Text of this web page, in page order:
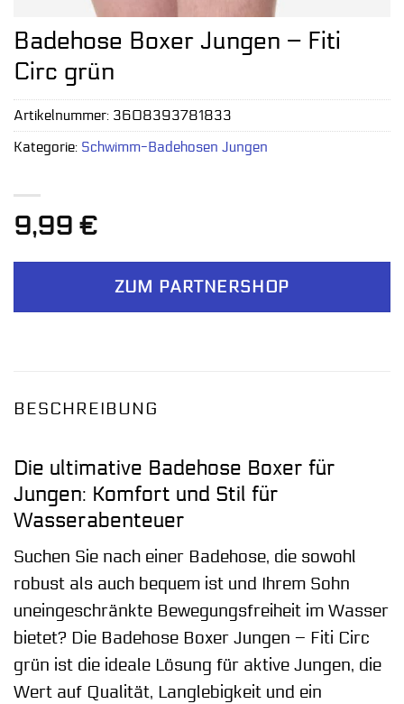
Badehose Boxer Jungen – Fiti
Circ grün
9,99 €
ZUM PARTNERSHOP
Artikelnummer: 3608393781833
Kategorie: Schwimm-Badehosen Jungen
BESCHREIBUNG
Die ultimative Badehose Boxer für
Jungen: Komfort und Stil für
Wasserabenteuer
Suchen Sie nach einer Badehose, die sowohl
robust als auch bequem ist und Ihrem Sohn
uneingeschränkte Bewegungsfreiheit im Wasser
bietet? Die Badehose Boxer Jungen – Fiti Circ
grün ist die ideale Lösung für aktive Jungen, die
Wert auf Qualität, Langlebigkeit und ein